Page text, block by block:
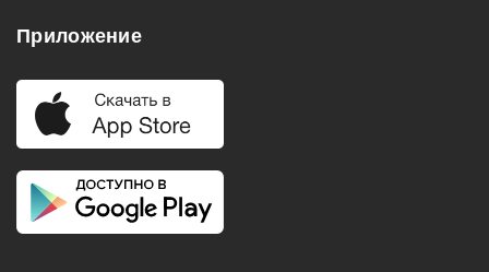
Удобства
Балкон
Холодильник
Кондиционер
Приложение